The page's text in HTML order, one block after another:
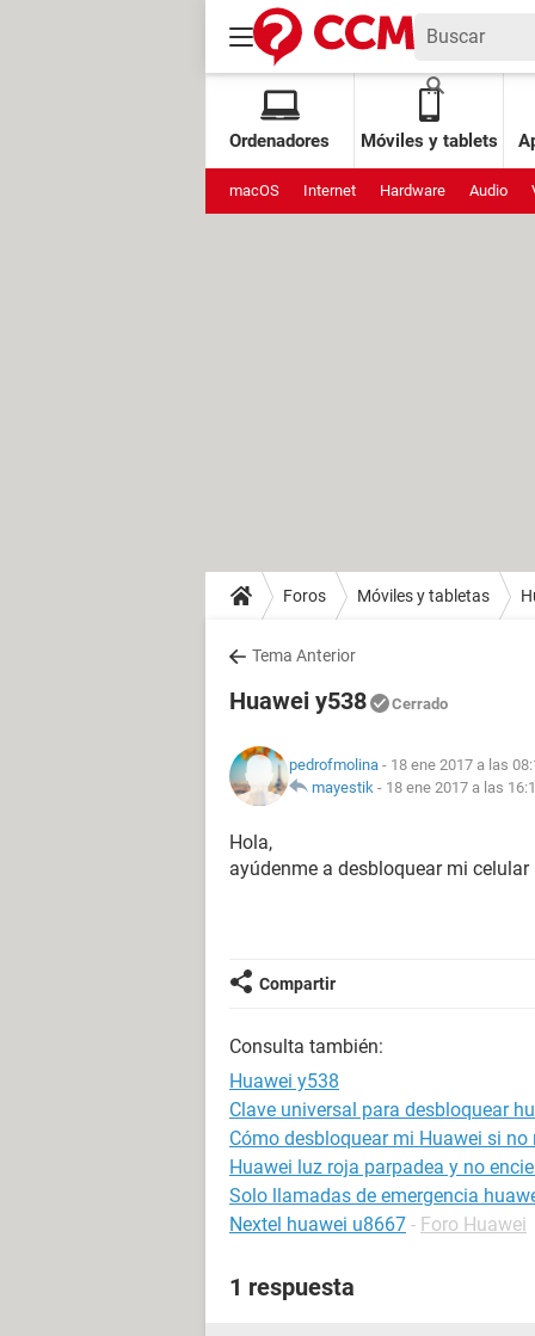
Ordenadores Móviles y tablets
macOS Internet Hardware Audio
Foros Móviles y tabletas
Tema Anterior
Huawei y538 Cerrado
pedrofmolina - 18 ene 2017 a las
mayestik - 18 ene 2017 a las
Hola,
ayúdenme a desbloquear mi
Compartir
Consulta también:
Huawei y538
Clave universal para desbloquear
Cómo desbloquear mi Huawei si no
Huawei luz roja parpadea y no
Solo llamadas de emergencia
Nextel huawei u8667 - Foro Huawei
1 respuesta